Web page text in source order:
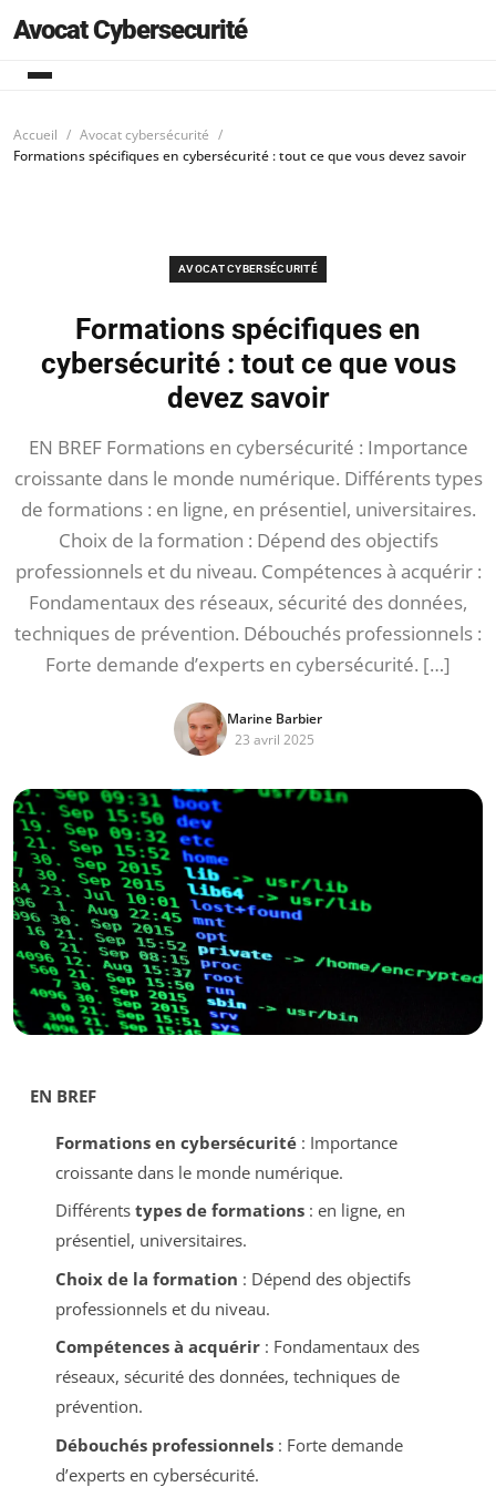
Avocat Cybersecurité
Accueil
Avocat cybersécurité
Formations spécifiques en cybersécurité : tout ce que vous devez savoir
AVOCAT CYBERSÉCURITÉ
Formations spécifiques en
cybersécurité : tout ce que vous
devez savoir
EN BREF Formations en cybersécurité : Importance
croissante dans le monde numérique. Différents types
de formations : en ligne, en présentiel, universitaires.
Choix de la formation : Dépend des objectifs
professionnels et du niveau. Compétences à acquérir :
Fondamentaux des réseaux, sécurité des données,
techniques de prévention. Débouchés professionnels :
Forte demande d’experts en cybersécurité. […]
Marine Barbier
23 avril 2025
EN BREF
Formations en cybersécurité: Importance
croissante dans le monde numérique.
Différents types de formations: en ligne, en
présentiel, universitaires.
Choix de la formation : Dépend des objectifs
professionnels et du niveau.
Compétences à acquérir: Fondamentaux des
réseaux, sécurité des données, techniques de
prévention.
Débouchés professionnels: Forte demande
d’experts en cybersécurité.